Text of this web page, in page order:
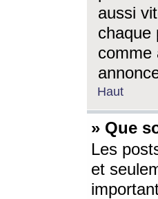
aussi
chaque
comme
Haut
» Que
Les
et